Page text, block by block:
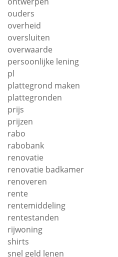
ouders
overheid
oversluiten
overwaarde
persoonlijke lening
pl
plattegrond maken
plattegronden
prijs
prijzen
rabo
rabobank
renovatie
renovatie badkamer
renoveren
rente
rentemiddeling
rentestanden
rijwoning
shirts
snel geld lenen